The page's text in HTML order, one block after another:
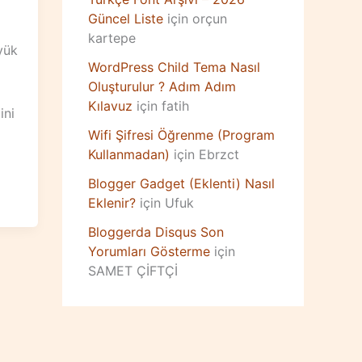
Güncel Listeiçin orçun
kartepe
WordPress Child Tema Nasıl
Oluşturulur ? Adım Adım
Kılavuz için fatih
Wifi Şifresi Öğrenme (Program
Kullanmadan) için Ebrzct
Blogger Gadget (Eklenti) Nasıl
Eklenir?için Ufuk
Bloggerda Disqus Son
Yorumları Göstermeiçin
SAMET ÇİFTÇİ